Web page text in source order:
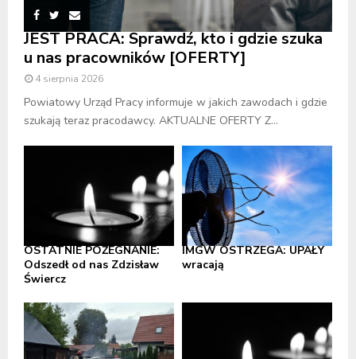
JEST PRACA: Sprawdź, kto i gdzie szuka
u nas pracowników [OFERTY]
4 sierpnia 2026
Powiatowy Urząd Pracy informuje w jakich zawodach i gdzie
szukają teraz pracodawcy. AKTUALNE OFERTY Z...
OSTATNIE POŻEGNANIE:
Odszedł od nas Zdzisław
Świercz
IMGW OSTRZEGA: UPAŁY
wracają